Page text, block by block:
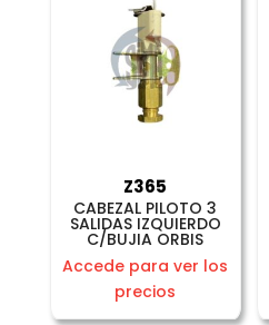
Z365
CABEZAL PILOTO 3
SALIDAS IZQUIERDO
C/BUJIA ORBIS
Accede para ver los
precios